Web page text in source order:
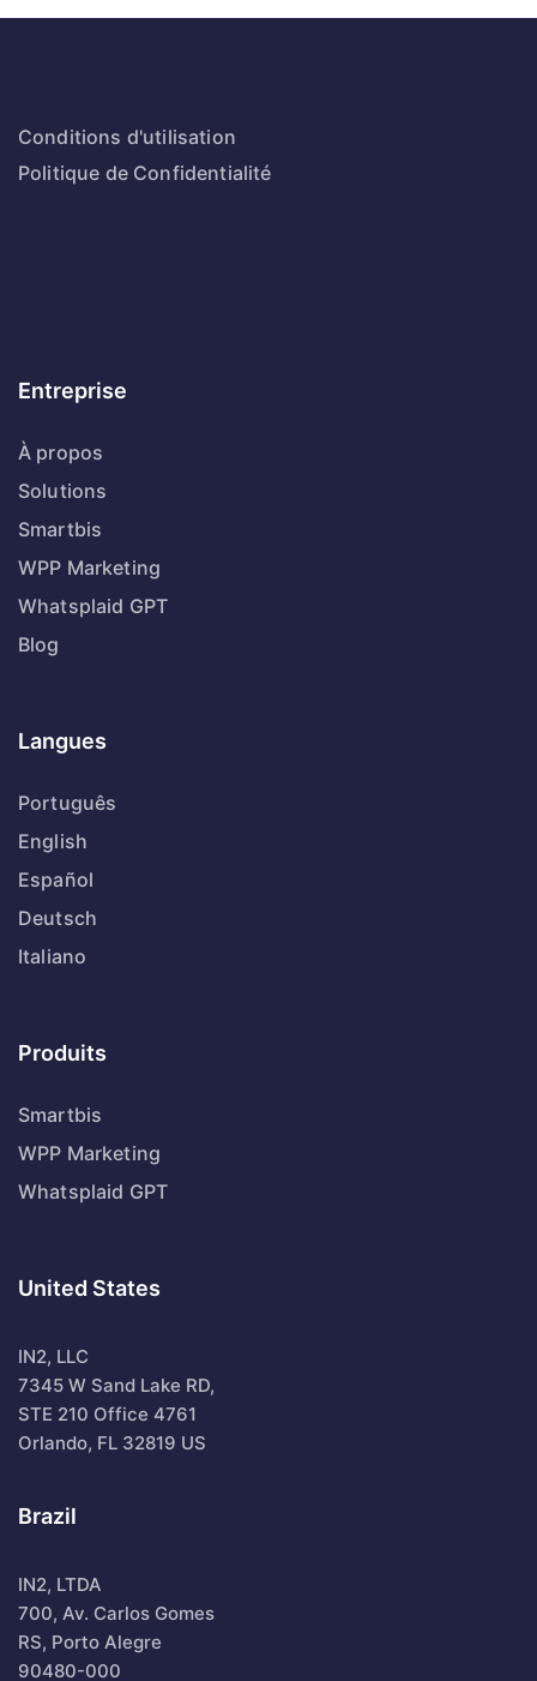
Conditions d'utilisation
Politique de Confidentialité
Entreprise
À propos
Solutions
Smartbis
WPP Marketing
Whatsplaid GPT
Blog
Langues
Português
English
Español
Deutsch
Italiano
Produits
Smartbis
WPP Marketing
Whatsplaid GPT
United States
IN2, LLC
7345 W Sand Lake RD,
STE 210 Office 4761
Orlando, FL 32819 US
Brazil
IN2, LTDA
700, Av. Carlos Gomes
RS, Porto Alegre
90480-000